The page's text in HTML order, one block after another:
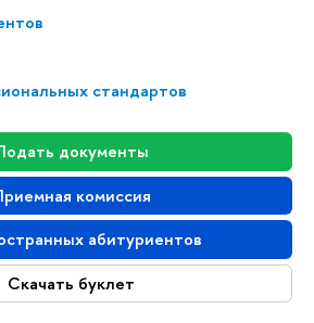
стандартов
документы
комиссия
абитуриентов
Скачать буклет